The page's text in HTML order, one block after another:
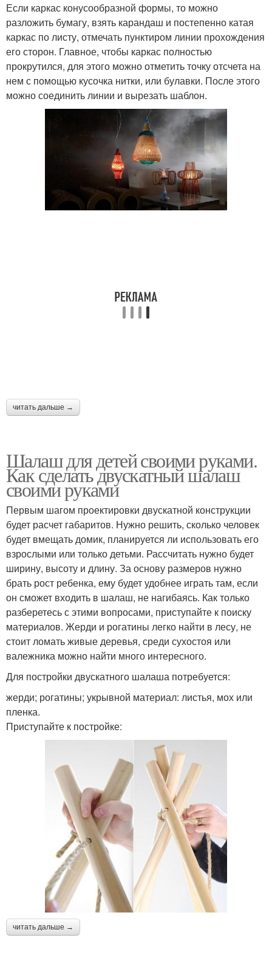
Если каркас конусообразной формы, то можно
разложить бумагу, взять карандаш и постепенно катая
каркас по листу, отмечать пунктиром линии прохождения
его сторон. Главное, чтобы каркас полностью
прокрутился, для этого можно отметить точку отсчета на
нем с помощью кусочка нитки, или булавки. После этого
можно соединить линии и вырезать шаблон.
читать дальше →
Шалаш для детей своими руками.
Как сделать двускатный шалаш
своими руками
Первым шагом проектировки двускатной конструкции
будет расчет габаритов. Нужно решить, сколько человек
будет вмещать домик, планируется ли использовать его
взрослыми или только детьми. Рассчитать нужно будет
ширину, высоту и длину. За основу размеров нужно
брать рост ребенка, ему будет удобнее играть там, если
он сможет входить в шалаш, не нагибаясь. Как только
разберетесь с этими вопросами, приступайте к поиску
материалов. Жерди и рогатины легко найти в лесу, не
стоит ломать живые деревья, среди сухостоя или
валежника можно найти много интересного.
Для постройки двускатного шалаша потребуется:
жерди; рогатины; укрывной материал: листья, мох или
пленка.
Приступайте к постройке:
читать дальше →